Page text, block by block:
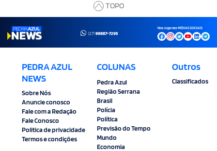
TOPO
(27)99887-7295
Nos siga nas MÍDIAS SOCIAIS
PEDRA AZUL
NEWS
Sobre Nós
Anuncie conosco
Fale com a Redação
Fale Conosco
Politica de privacidade
Termos e condições
COLUNAS
Pedra Azul
Região Serrana
Brasil
Polícia
Política
Previsão do Tempo
Mundo
Economia
Outros
Classificados